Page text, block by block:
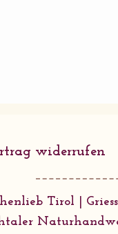
widerrufen
Tirol |